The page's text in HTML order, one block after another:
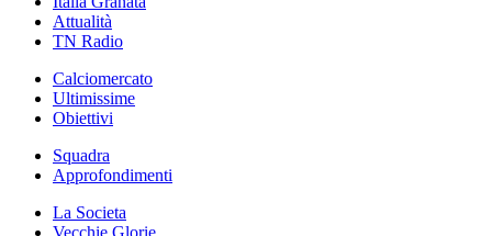
Attualità
TN Radio
Calciomercato
Ultimissime
Obiettivi
Squadra
Approfondimenti
La Societa